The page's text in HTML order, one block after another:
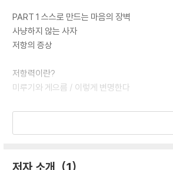
PART 1 스스로 만드는 마음의 장벽
사냥하지 않는 사자
저항의 증상
저항력이란?
미루기와 게으름 / 이렇게 변명한다
작가의 장벽
블록 현상 / 미루고, 미루고, 또 미루다 / 리처
저자 소개 1